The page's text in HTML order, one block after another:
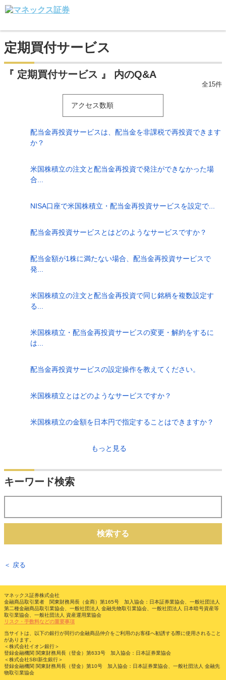
定期買付サービス
『 定期買付サービス 』 内のQ&A
全15件
アクセス数順
配当金再投資サービスは、配当金を非課税で再投資できます
か？
米国株積立の注文と配当金再投資で発注ができなかった場
合...
NISA口座で米国株積立・配当金再投資サービスを設定で...
配当金再投資サービスとはどのようなサービスですか？
配当金額が1株に満たない場合、配当金再投資サービスで
発...
米国株積立の注文と配当金再投資で同じ銘柄を複数設定す
る...
米国株積立・配当金再投資サービスの変更・解約をするに
は...
配当金再投資サービスの設定操作を教えてください。
米国株積立とはどのようなサービスですか？
米国株積立の金額を日本円で指定することはできますか？
もっと見る
キーワード検索
検索する
＜ 戻る
マネックス証券株式会社
金融商品取引業者 関東財務局長（金商）第165号 加入協会：日本証券業協会、一般社団法人
第二種金融商品取引業協会、一般社団法人 金融先物取引業協会、一般社団法人 日本暗号資産等
取引業協会、一般社団法人 資産運用業協会
リスク・手数料などの重要事項
当サイトは、以下の銀行が同行の金融商品仲介をご利用のお客様へ勧誘する際に使用されること
があります。
＜株式会社イオン銀行＞
登録金融機関 関東財務局長（登金）第633号 加入協会：日本証券業協会
＜株式会社SBI新生銀行＞
登録金融機関 関東財務局長（登金）第10号 加入協会：日本証券業協会、一般社団法人 金融先
物取引業協会